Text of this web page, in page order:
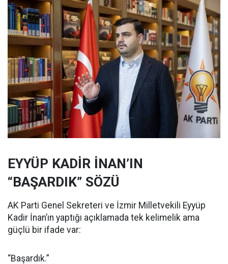
EYYÜP KADİR İNAN’IN
“BAŞARDIK” SÖZÜ
AK Parti Genel Sekreteri ve İzmir Milletvekili Eyyüp
Kadir İnan’ın yaptığı açıklamada tek kelimelik ama
güçlü bir ifade var:
“Başardık.”